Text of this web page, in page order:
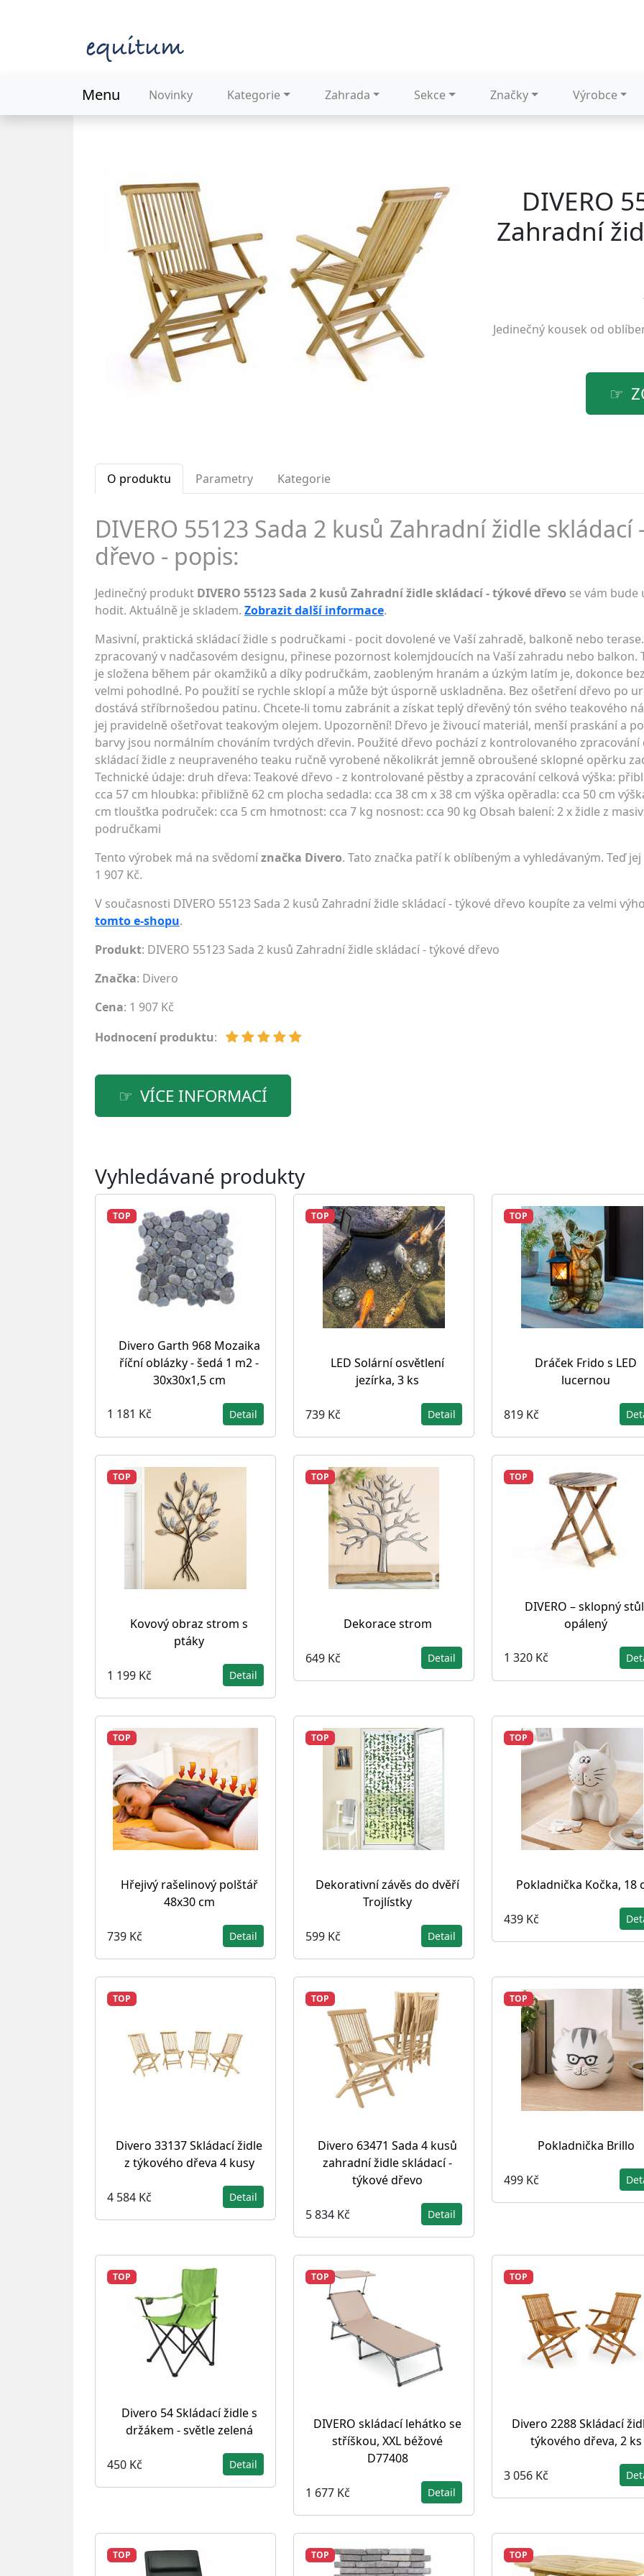
Menu Novinky Kategorie Zahrada Sekce Značky Výrobce
DIVERO
Zahradní
Jedinečný kousek od
O produktu Parametry Kategorie
DIVERO 55123 Sada 2 kusů Zahradní židle skládací
dřevo - popis:
Jedinečný produkt DIVERO 55123 Sada 2 kusů Zahradní židle skládací - týkové dřevo se vám bude
hodit. Aktuálně je skladem. Zobrazit další informace.
Masivní, praktická skládací židle s područkami - pocit dovolené ve Vaší zahradě, balkoně nebo
zpracovaný v nadčasovém designu, přinese pozornost kolemjdoucích na Vaší zahradu nebo balkon.
je složena během pár okamžiků a díky područkám, zaobleným hranám a úzkým latím je, dokonce
velmi pohodlné. Po použití se rychle sklopí a může být úsporně uskladněna. Bez ošetření dřevo po
dostává stříbrnošedou patinu. Chcete-li tomu zabránit a získat teplý dřevěný tón svého teakového
jej pravidelně ošetřovat teakovým olejem. Upozornění! Dřevo je živoucí materiál, menší praskání a
barvy jsou normálním chováním tvrdých dřevin. Použité dřevo pochází z kontrolovaného zpracování
skládací židle z neupraveného teaku ručně vyrobené několikrát jemně obroušené sklopné opěrku
Technické údaje: druh dřeva: Teakové dřevo - z kontrolované pěstby a zpracování celková výška:
cca 57 cm hloubka: přibližně 62 cm plocha sedadla: cca 38 cm x 38 cm výška opěradla: cca 50 cm
cm tloušťka područek: cca 5 cm hmotnost: cca 7 kg nosnost: cca 90 kg Obsah balení: 2 x židle z
područkami
Tento výrobek má na svědomíznačka Divero. Tato značka patří k oblíbeným a vyhledávaným. Teď
1 907 Kč.
V současnosti DIVERO 55123 Sada 2 kusů Zahradní židle skládací - týkové dřevo koupíte za velmi
tomto e-shopu.
Produkt: DIVERO 55123 Sada 2 kusů Zahradní židle skládací - týkové dřevo
Značka: Divero
Cena: 1 907 Kč
Hodnocení produktu:
VÍCE INFORMACÍ
Vyhledávané produkty
TOP
Divero Garth 968 Mozaika
říční oblázky - šedá 1 m2 -
30x30x1,5 cm
1 181 Kč Detail
TOP
LED Solární osvětlení
jezírka, 3 ks
739 Kč Detail
TOP
Dráček Frido s LED
lucernou
819 Kč
TOP
Kovový obraz strom s
ptáky
1 199 Kč Detail
TOP
Dekorace strom
649 Kč Detail
TOP
DIVERO – sklopný
opálený
1 320 Kč
TOP
Hřejivý rašelinový polštář
48x30 cm
739 Kč Detail
TOP
Dekorativní závěs do dvěří
Trojlístky
599 Kč Detail
TOP
Pokladnička Kočka, 18
439 Kč
TOP
Divero 33137 Skládací židle
z týkového dřeva 4 kusy
4 584 Kč Detail
TOP
Divero 63471 Sada 4 kusů
zahradní židle skládací -
týkové dřevo
5 834 Kč Detail
TOP
Pokladnička Brillo
499 Kč
TOP
Divero 54 Skládací židle s
držákem - světle zelená
450 Kč Detail
TOP
DIVERO skládací lehátko se
stříškou, XXL béžové
D77408
1 677 Kč Detail
TOP
Divero 2288 Skládací
týkového dřeva, 2 ks
3 056 Kč
TOP TOP TOP